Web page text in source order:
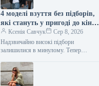
4 моделі взуття без підборів,
які стануть у пригоді до кінця
літаКсенія Савчук
Сер 8, 2026
Надзвичайно високі підбори
залишилися в минулому. Тепер
взуття без підборів: від балеток до
мюлів. Найстильніші жінки…